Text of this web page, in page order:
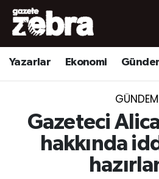
Yazarlar Ekonomi
GÜNDEM
Gazeteci
hakkında
Yazarlar
Ekonomi
Yerel
Nöbetçi Eczaneler
Hava Durumu
Süper Lig Puan
Tüm Manşetler